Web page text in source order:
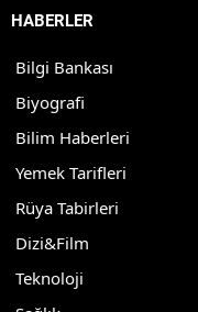
HABERLER
Bilgi Bankası
Biyografi
Bilim Haberleri
Yemek Tarifleri
Rüya Tabirleri
Dizi&Film
Teknoloji